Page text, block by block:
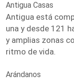
Antigua Casas
Antigua está
una y desde 121
y amplias zonas
ritmo de vida.
Arándanos